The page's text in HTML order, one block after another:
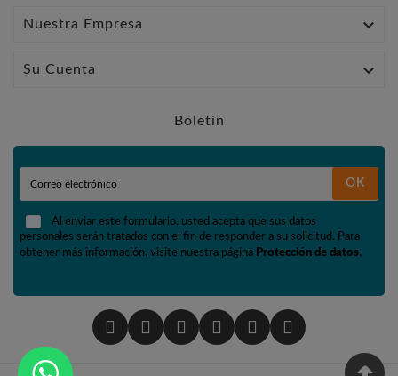
Nuestra Empresa 
Su Cuenta 
Boletín
OK
Al enviar este formulario, usted acepta que sus datos
personales serán tratados con el fin de responder a su solicitud. Para
obtener más información, visite nuestra página Protección de datos.